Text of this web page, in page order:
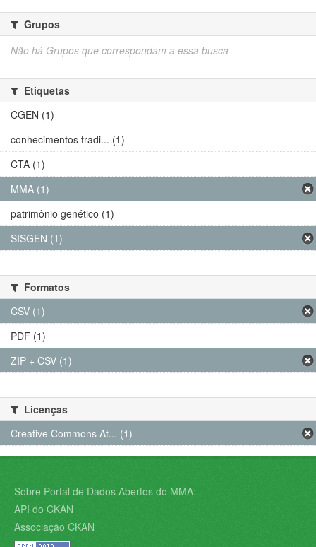
Grupos
Não há Grupos que correspondam a essa busca
Etiquetas
CGEN (1)
conhecimentos tradi... (1)
CTA (1)
MMA (1)
patrimônio genético (1)
SISGEN (1)
Formatos
CSV (1)
PDF (1)
ZIP + CSV (1)
Licenças
Creative Commons At... (1)
Sobre Portal de Dados Abertos do MMA:
API do CKAN
Associação CKAN